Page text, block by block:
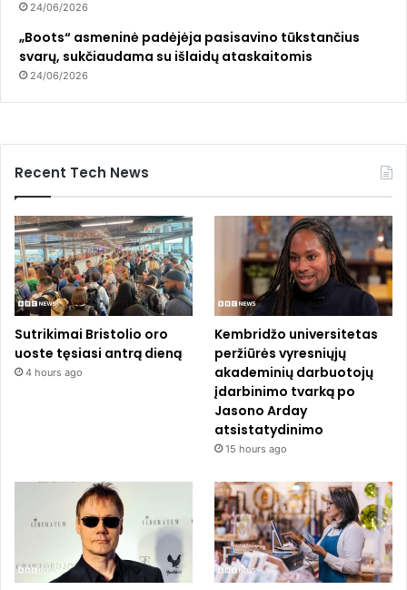
24/06/2026
„Boots“ asmeninė padėjėja pasisavino tūkstančius
svarų, sukčiaudama su išlaidų ataskaitomis
24/06/2026
Recent Tech News
Sutrikimai Bristolio oro
uoste tęsiasi antrą dieną
4 hours ago
Kembridžo universitetas
peržiūrės vyresniųjų
akademinių darbuotojų
įdarbinimo tvarką po
Jasono Arday
atsistatydinimo
15 hours ago